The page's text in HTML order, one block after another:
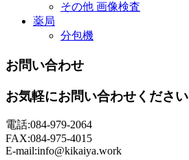
その他 画像検査
薬局
分包機
お問い合わせ
お気軽にお問い合わせください
電話:084-979-2064
FAX:084-975-4015
E-mail:info@kikaiya.work